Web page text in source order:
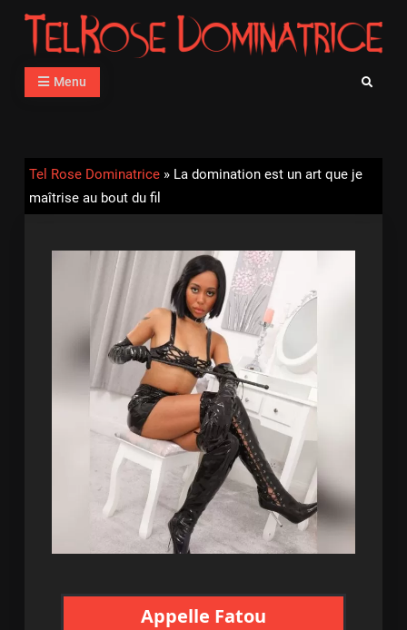
Skip
content
Tel Rose Dominatrice
Téléphone Rose avec des Femmes Dominatrices
Menu Search
Tel Rose Dominatrice» La domination est un art que je
maîtrise au bout du fil
Appelle Fatou